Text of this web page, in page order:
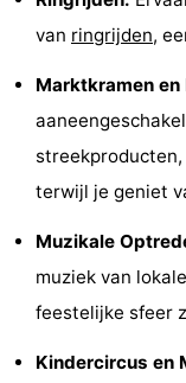
Vlissingen
Résidence
Strandcamping
-
Zeeland
Vebenabos
Westduin
Last
Zien
van ringrijden,
Marktkramen en
terwijl je geniet
Muzikale
muziek van
feestelijke sfeer
Kindercircus en